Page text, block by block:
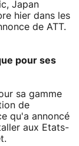
Japan
hier dans les
de ATT.
pour ses
sa gamme
de
qu'a annoncé
aux Etats-